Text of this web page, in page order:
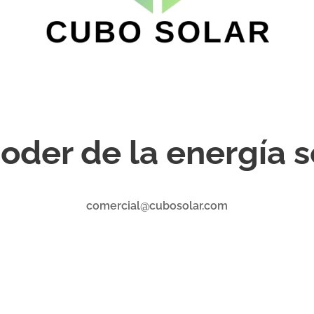
de la energía
comercial@cubosolar.com